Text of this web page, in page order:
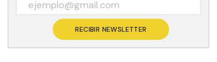
RECIBIR NEWSLETTER